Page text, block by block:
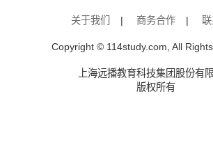
关于我们 | 商务合作 | 联
Copyright © 114study.com, All
上海远播教育科技集团股份有
版权所有